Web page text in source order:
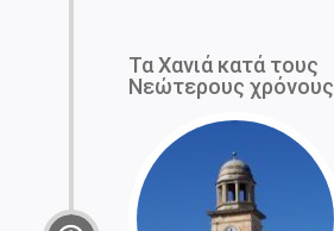
Τα Χανιά κατά τους
Νεώτερους χρόνους